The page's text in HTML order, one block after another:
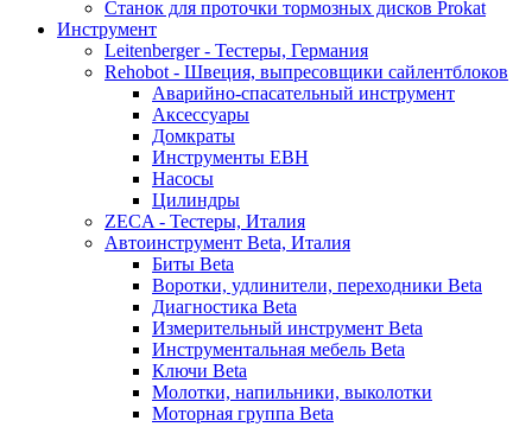
Станок для проточки тормозных дисков Prokat
Инструмент
Leitenberger - Тестеры, Германия
Rehobot - Швеция, выпресовщики сайлентблоков
Аварийно-спасательный инструмент
Аксессуары
Домкраты
Инструменты EBH
Насосы
Цилиндры
ZECA - Тестеры, Италия
Автоинструмент Beta, Италия
Биты Beta
Воротки, удлинители, переходники Beta
Диагностика Beta
Измерительный инструмент Beta
Инструментальная мебель Beta
Ключи Beta
Молотки, напильники, выколотки
Моторная группа Beta